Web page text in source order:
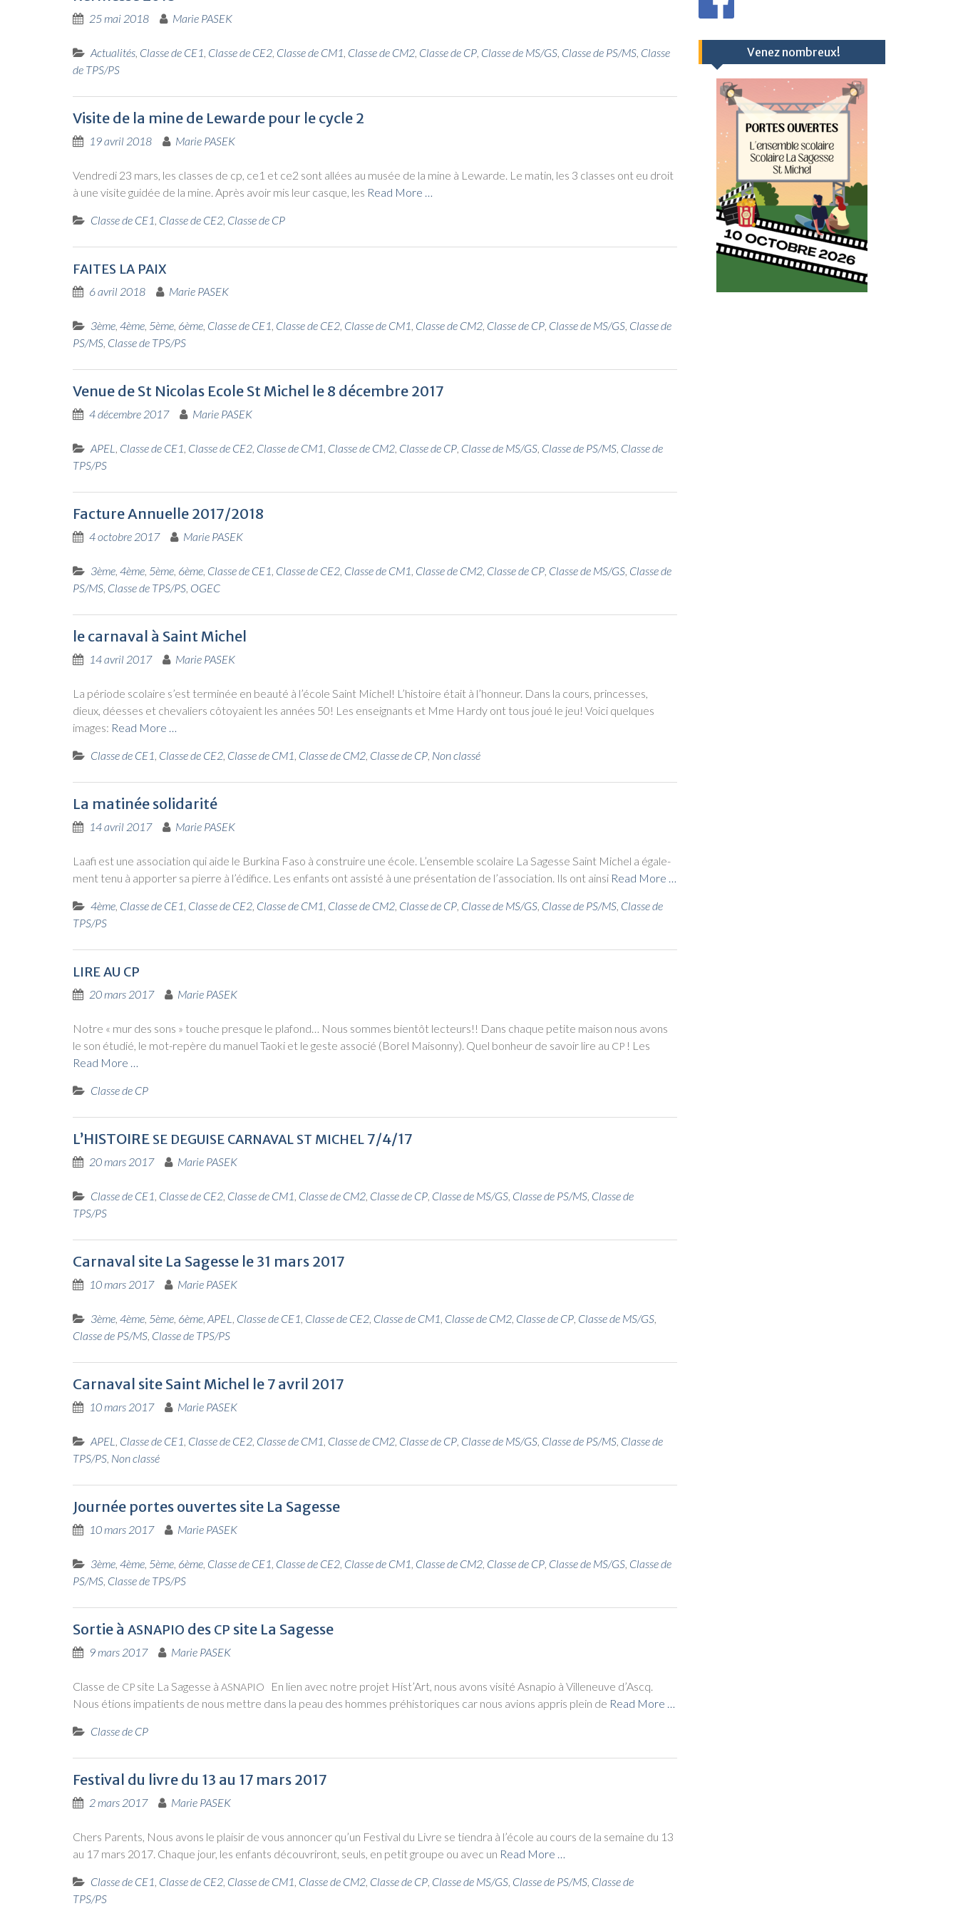
25 mai 2018 Marie PASEK
Actualités, Classe de CE1, Classe de CE2, Classe de CM1, Classe de CM2, Classe de CP, Classe de MS/GS, Classe de PS/MS, Classe
de TPS/PS
Visite de la mine de Lewarde pour le cycle 2
19 avril 2018 Marie PASEK
Ven­dre­di 23 mars, les classes de cp, ce1 et ce2 sont allées au musée de la mine à Lewarde. Le matin, les 3 classes ont eu droit
à une visite gui­dée de la mine. Après avoir mis leur casque, les Read More …
Classe de CE1, Classe de CE2, Classe de CP
FAITES LA PAIX
6 avril 2018 Marie PASEK
3ème, 4ème, 5ème, 6ème, Classe de CE1, Classe de CE2, Classe de CM1, Classe de CM2, Classe de CP, Classe de MS/GS, Classe de
PS/MS, Classe de TPS/PS
Venue de St Nicolas Ecole St Michel le 8 décembre 2017
4 décembre 2017 Marie PASEK
APEL , Classe de CE1, Classe de CE2, Classe de CM1, Classe de CM2, Classe de CP, Classe de MS/GS, Classe de PS/MS, Classe de
TPS/PS
Facture Annuelle 2017/2018
4 octobre 2017 Marie PASEK
3ème, 4ème, 5ème, 6ème, Classe de CE1, Classe de CE2, Classe de CM1, Classe de CM2, Classe de CP, Classe de MS/GS, Classe de
PS/MS, Classe de TPS/PS, OGEC
le carnaval à Saint Michel
14 avril 2017 Marie PASEK
La période sco­laire s’est ter­mi­née en beau­té à l’é­cole Saint Michel! L’his­toire était à l’hon­neur. Dans la cours, prin­cesses,
dieux, déesses et che­va­liers côtoyaient les années 50! Les ensei­gnants et Mme Har­dy ont tous joué le jeu! Voi­ci quelques
images: Read More …
Classe de CE1, Classe de CE2, Classe de CM1, Classe de CM2, Classe de CP, Non classé
La matinée solidarité
14 avril 2017 Marie PASEK
Laa­fi est une asso­cia­tion qui aide le Bur­ki­na Faso à construire une école. L’en­semble sco­laire La Sagesse Saint Michel a éga­le­
ment tenu à appor­ter sa pierre à l’é­di­fice. Les enfants ont assis­té à une pré­sen­ta­tion de l’as­so­cia­tion. Ils ont ain­si Read More …
4ème, Classe de CE1, Classe de CE2, Classe de CM1, Classe de CM2, Classe de CP, Classe de MS/GS, Classe de PS/MS, Classe de
TPS/PS
LIREAU CP
20 mars 2017 Marie PASEK
Notre « mur des sons » touche presque le pla­fond… Nous sommes bien­tôt lec­teurs!! Dans chaque petite mai­son nous avons
le son étu­dié, le mot-repère du manuel Tao­ki et le geste asso­cié (Borel Mai­son­ny). Quel bon­heur de savoir lire au CP ! Les
Read More …
Classe de CP
L’HISTOIRE SE DEGUISE CARNAVAL ST MICHEL 7/4/17
20 mars 2017 Marie PASEK
Classe de CE1, Classe de CE2, Classe de CM1, Classe de CM2, Classe de CP, Classe de MS/GS, Classe de PS/MS, Classe de
TPS/PS
Carnaval site La Sagesse le 31 mars 2017
10 mars 2017 Marie PASEK
3ème, 4ème, 5ème, 6ème, APEL , Classe de CE1, Classe de CE2, Classe de CM1, Classe de CM2, Classe de CP, Classe de MS/GS,
Classe de PS/MS, Classe de TPS/PS
Carnaval site Saint Michel le 7 avril 2017
10 mars 2017 Marie PASEK
APEL , Classe de CE1, Classe de CE2, Classe de CM1, Classe de CM2, Classe de CP, Classe de MS/GS, Classe de PS/MS, Classe de
TPS/PS, Non classé
Journée portes ouvertes site La Sagesse
10 mars 2017 Marie PASEK
3ème, 4ème, 5ème, 6ème, Classe de CE1, Classe de CE2, Classe de CM1, Classe de CM2, Classe de CP, Classe de MS/GS, Classe de
PS/MS, Classe de TPS/PS
Sortie à ASNAPIO des CP site La Sagesse
9 mars 2017 Marie PASEK
Classe de CP site La Sagesse à ASNAPIO
En lien avec notre pro­jet Hist’Art, nous avons visi­té Asna­pio à Vil­le­neuve d’Ascq.
Nous étions impa­tients de nous mettre dans la peau des hommes pré­his­to­riques car nous avions appris plein de Read More …
Classe de CP
Festival du livre du 13 au 17 mars 2017
2 mars 2017 Marie PASEK
Chers Parents, Nous avons le plai­sir de vous annon­cer qu’un Fes­ti­val du Livre se tien­dra à l’école au cours de la semaine du 13
au 17 mars 2017. Chaque jour, les enfants décou­vri­ront, seuls, en petit groupe ou avec un Read More …
Classe de CE1, Classe de CE2, Classe de CM1, Classe de CM2, Classe de CP, Classe de MS/GS, Classe de PS/MS, Classe de
TPS/PS
Venez nombreux!